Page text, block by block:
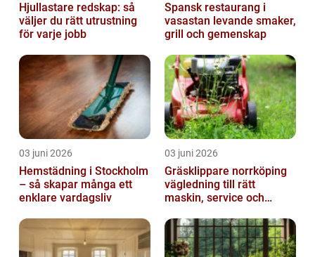
Hjullastare redskap: så
väljer du rätt utrustning
för varje jobb
Spansk restaurang i
vasastan levande smaker,
grill och gemenskap
03 juni 2026
Hemstädning i Stockholm
– så skapar många ett
enklare vardagsliv
03 juni 2026
Gräsklippare norrköping
vägledning till rätt
maskin, service och